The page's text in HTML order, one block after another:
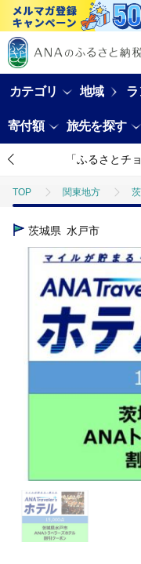
カテゴリ 地域
寄付額 旅先を探す
「ふるさとチ
TOP 関東地方
TOP
茨城県 水戸市